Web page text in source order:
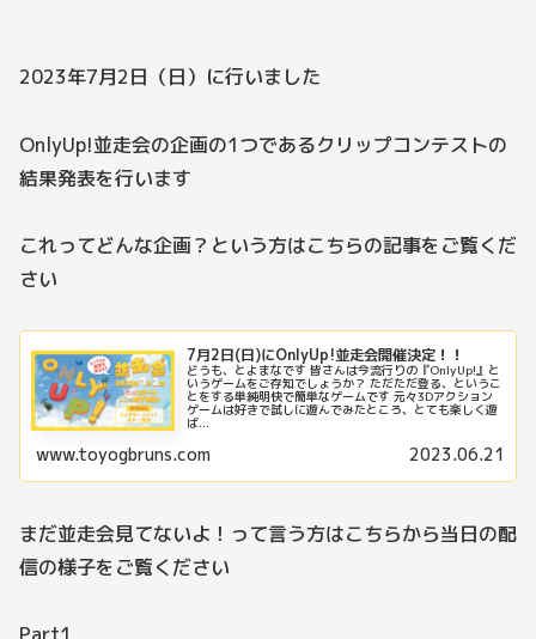
2023年7月2日（日）に行いました
OnlyUp!並走会の企画の1つであるクリップコンテストの
結果発表を行います
これってどんな企画？という方はこちらの記事をご覧くだ
さい
7月2日(日)にOnlyUp!並走会開催決定！！
どうも、とよまなです 皆さんは今流行りの『OnlyUp!』と
いうゲームをご存知でしょうか？ ただただ登る、というこ
とをする単純明快で簡単なゲームです 元々3Dアクション
ゲームは好きで試しに遊んでみたところ、とても楽しく遊
ば...
www.toyogbruns.com 2023.06.21
まだ並走会見てないよ！って言う方はこちらから当日の配
信の様子をご覧ください